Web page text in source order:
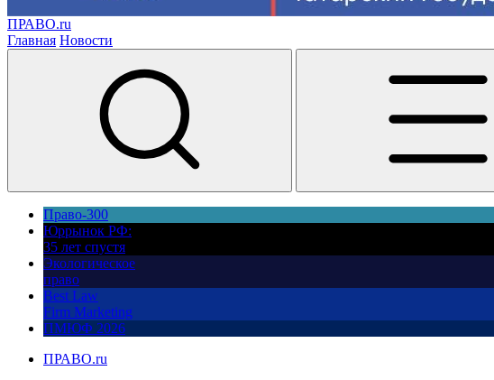
ПРАВО.ru
Главная Новости
Право-300
Юррынок РФ:
35 лет спустя
Экологическое
право
Best Law
Firm Marketing
ПМЮФ 2026
ПРАВО.ru